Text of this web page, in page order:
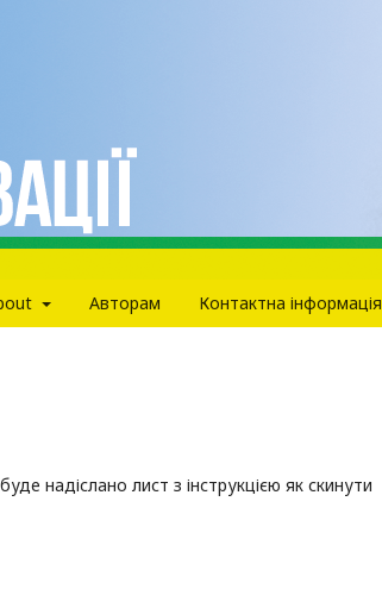
Авторам Контактна інформація
надіслано лист з інструкцією як скинути